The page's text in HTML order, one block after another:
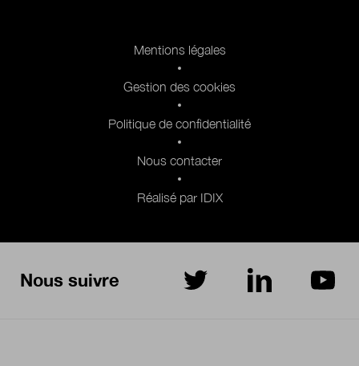
Nous suivre sur Twitter sur LinkedInsur
Mentions légales
Gestion des cookies
Politique de confidentialité
Nous contacter
Réalisé par IDIX